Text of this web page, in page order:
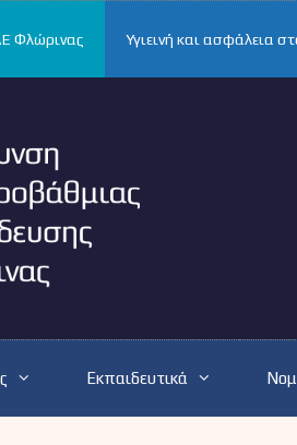
Φλώρινας Υγιεινή και ασφάλεια
Εκπαιδευτικά